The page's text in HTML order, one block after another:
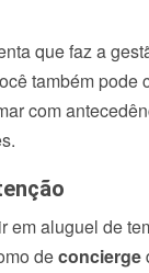
que faz a
também
com
em aluguel de
deconcierge